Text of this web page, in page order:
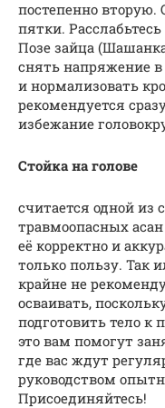
постепенно вторую.
пятки.
Позе зайца
снять напряжение
и нормализовать
рекомендуется
избежание
Стойка на голове
считается одной
травмоопасных
её корректно и
только пользу. Так
крайне не
осваивать,
подготовить тело к
это вам помогут
где вас ждут
руководством
Присоединяйтесь!